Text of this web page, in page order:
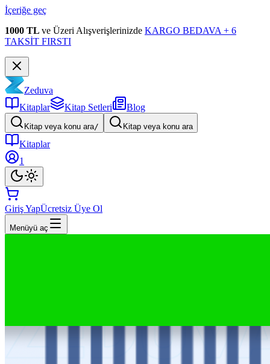
İçeriğe geç
1000 TL ve Üzeri Alışverişlerinizde KARGO BEDAVA + 6
TAKSİT FIRSTI
Zeduva
Kitaplar
Kitap Setleri Blog
Kitap veya konu ara/ Kitap veya konu ara
Kitaplar
1
Giriş YapÜcretsiz Üye Ol
Menüyü aç